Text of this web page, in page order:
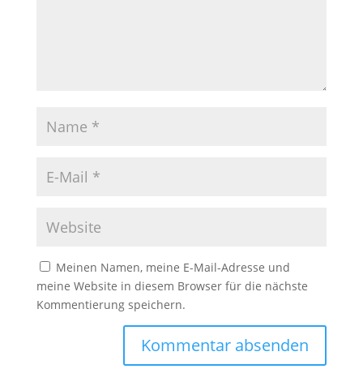
Meinen Namen, meine E-Mail-Adresse und
meine Website in diesem Browser für die nächste
Kommentierung speichern.